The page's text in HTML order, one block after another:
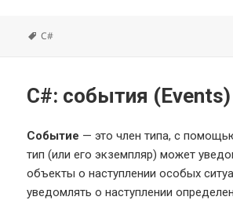
Метки
C#
C#: события (Events)
Событие — это член типа, с
тип (или его экземпляр) может
объекты о наступлении особых
уведомлять о наступлении